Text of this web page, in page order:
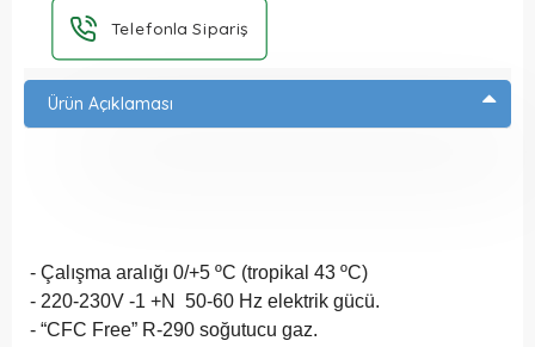
Telefonla Sipariş
Ürün Açıklaması
- Çalışma aralığı 0/+5 ºC (tropikal 43 ºC)
- 220-230V -1 +N 50-60 Hz elektrik gücü.
- “CFC Free” R-290 soğutucu gaz.